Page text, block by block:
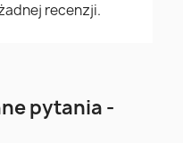
recenzji.
pytania -